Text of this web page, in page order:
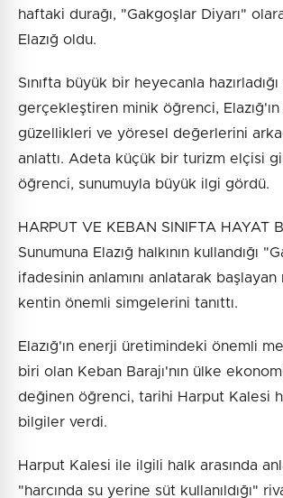
haftaki durağı, "Gakgoşlar Diyarı"
Elazığ oldu.
Sınıfta büyük bir heyecanla
gerçekleştiren minik öğrenci,
güzellikleri ve yöresel değerlerini
anlattı. Adeta küçük bir turizm elçisi
öğrenci, sunumuyla büyük ilgi gördü.
HARPUT VE KEBAN SINIFTA HAYAT
Sunumuna Elazığ halkının kullandığı
ifadesinin anlamını anlatarak
kentin önemli simgelerini tanıttı.
Elazığ'ın enerji üretimindeki önemli
biri olan Keban Barajı'nın ülke
değinen öğrenci, tarihi Harput Kalesi
bilgiler verdi.
Harput Kalesi ile ilgili halk arasında
"harcında su yerine süt kullanıldığı"